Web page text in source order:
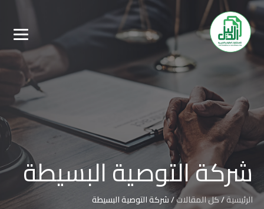
شركة التوصية البسيطة
الرئيسية/كل المقالات/شركة التوصية البسيطة